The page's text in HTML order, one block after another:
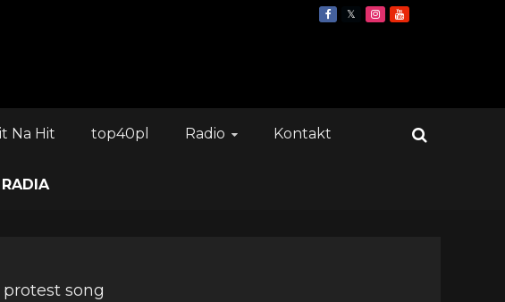
Na Hit top40pl Radio Kontakt